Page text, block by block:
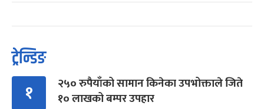
ट्रेन्डिङ
१
२५० रुपैयाँको सामान किनेका उपभोक्ताले जिते
१० लाखको बम्पर उपहार